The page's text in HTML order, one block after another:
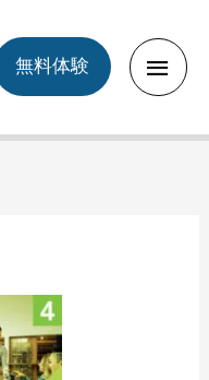
Main
無料体験